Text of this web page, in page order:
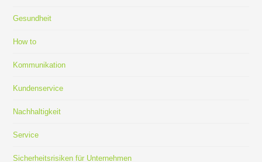
Gesundheit
How to
Kommunikation
Kundenservice
Nachhaltigkeit
Service
Sicherheitsrisiken für Unternehmen